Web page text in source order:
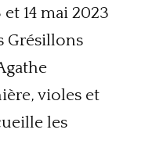
14 mai 2023
Grésillons
violes et
les